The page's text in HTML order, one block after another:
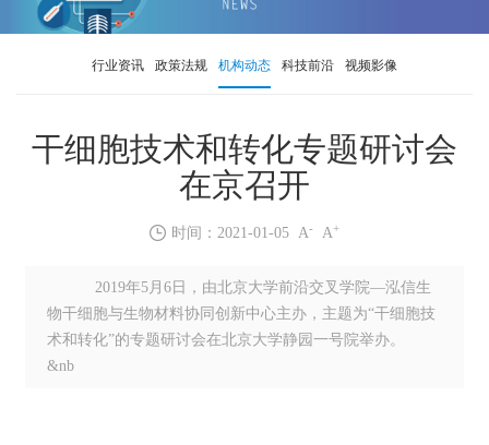
行业资讯 政策法规 机构动态 科技前沿 视频影像
干细胞技术和转化专题研讨会
在京召开
时间：2021-01-05 A- A+
2019年5月6日，由北京大学前沿交叉学院—泓信生
物干细胞与生物材料协同创新中心主办，主题为“干细胞技
术和转化”的专题研讨会在北京大学静园一号院举办。
&nb